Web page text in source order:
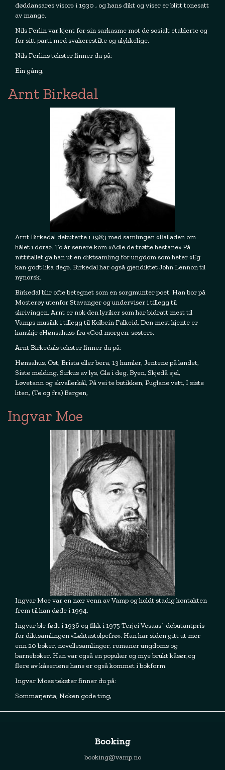
døddansares visor» i 1930 , og hans dikt og viser er blitt tonesatt
av mange.
Nils Ferlin var kjent for sin sarkasme mot de sosialt etablerte og
for sitt parti med svakerestilte og ulykkelige.
Nils Ferlins tekster finner du på:
Ein gång,
Arnt Birkedal
Arnt Birkedal debuterte i 1983 med samlingen «Balladen om
hålet i døra». To år senere kom «Adle de trøtte hestane» På
nittitallet ga han ut en diktsamling for ungdom som heter «Eg
kan godt lika deg». Birkedal har også gjendiktet John Lennon til
nynorsk.
Birkedal blir ofte betegnet som en sorgmunter poet. Han bor på
Mosterøy utenfor Stavanger og underviser i tillegg til
skrivingen. Arnt er nok den lyriker som har bidratt mest til
Vamps musikk i tillegg til Kolbein Falkeid. Den mest kjente er
kanskje «Hønsahus» fra «God morgen, søster».
Arnt Birkedals tekster finner du på:
Hønsahus, Ost, Brista eller bera, 13 humler, Jentene på landet,
Siste melding, Sirkus av lys, Gla i deg, Byen, Skjedå sjel,
Løvetann og skvallerkål, På vei te butikken, Fuglane vett, I siste
liten, (Te og fra) Bergen,
Ingvar Moe
Ingvar Moe var en nær venn av Vamp og holdt stadig kontakten
frem til han døde i 1994.
Ingvar ble født i 1936 og fikk i 1975 Terjei Vesaas` debutantpris
for diktsamlingen «Løktastolpefrø». Han har siden gitt ut mer
enn 20 bøker, novellesamlinger, romaner ungdoms og
barnebøker. Han var også en populær og mye brukt kåsør,og
flere av kåseriene hans er også kommet i bokform.
Ingvar Moes tekster finner du på:
Sommarjenta, Noken gode ting,
Booking
booking@vamp.no